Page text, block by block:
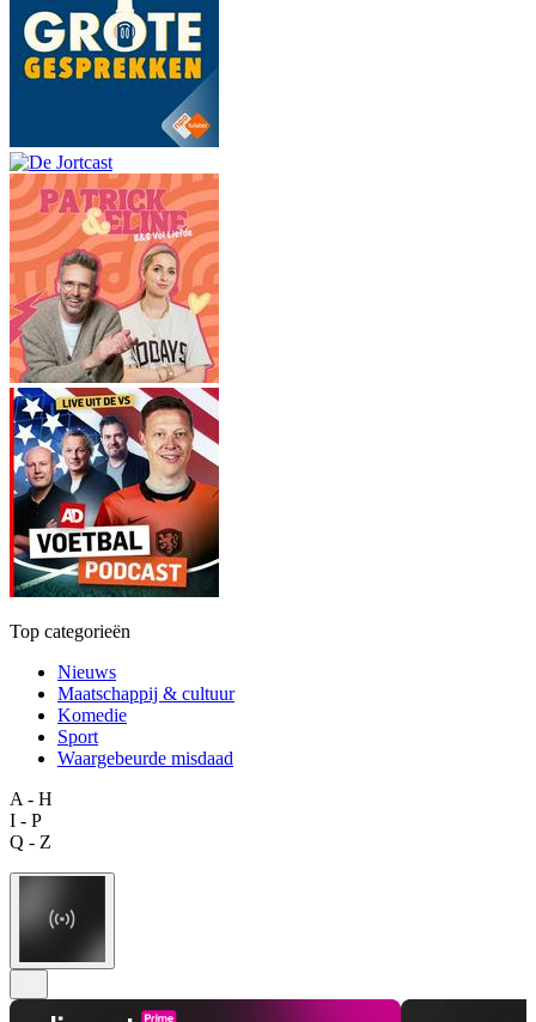
Top categorieën
Nieuws
Maatschappij & cultuur
Komedie
Sport
Waargebeurde misdaad
A - H
I - P
Q - Z